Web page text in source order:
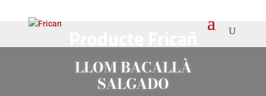
LLOM BACALLÀ
SALGADO